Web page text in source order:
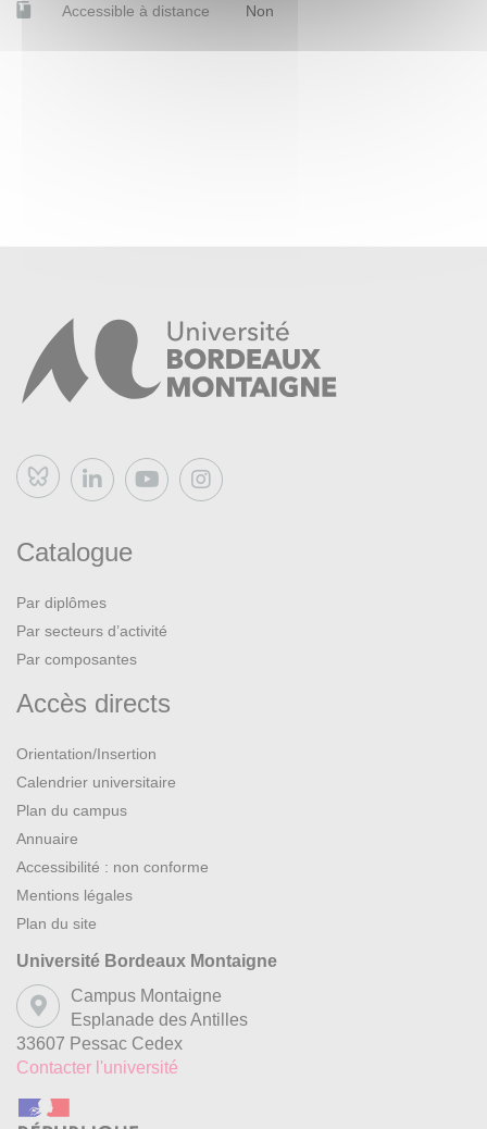
Accessible à distance Non
Bluesky
Catalogue
Par diplômes
Par secteurs d’activité
Par composantes
Accès directs
Orientation/Insertion
Calendrier universitaire
Plan du campus
Annuaire
Accessibilité : non conforme
Mentions légales
Plan du site
Université Bordeaux Montaigne
Campus Montaigne
Esplanade des Antilles
33607 Pessac Cedex
Contacter l'université